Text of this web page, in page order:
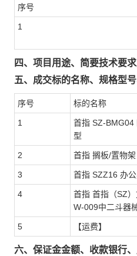
序号
1
四、项目用途、简要技术要
五、成交标的名称、规格型
序号 标的名称
1
首指 SZ-BMG04
型
2 首指 搁板/置物
3 首指 SZZ16 办
4
首指 首指（SZ
W-009中二斗器
5 【运费】
六、保证金金额、收款银行